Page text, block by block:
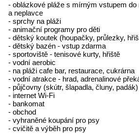
-stanoviště vodního taxi:
promenáda TROGIR
promenádu v Trogiru, kapacita
minut
- oblázkové pláže s mírným
a neplavce
- sprchy na pláži
- animační programy pro děti
- dětský koutek (houpačky,
- dětský bazén - vstup zdarma
- sportoviště - tenisové kurty,
- vodní aerobic
- na pláži cafe bar, restaurace,